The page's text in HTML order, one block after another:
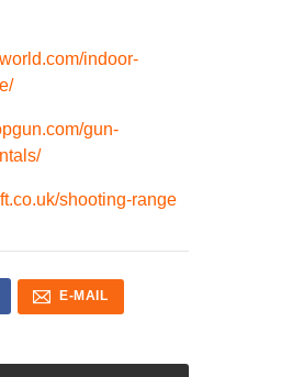
indoor-
gun-
shooting-range
E-MAIL